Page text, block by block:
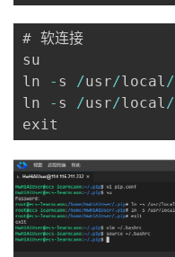
# 软连接
su
ln
- s /usr/local/
ln
- s /usr/local/